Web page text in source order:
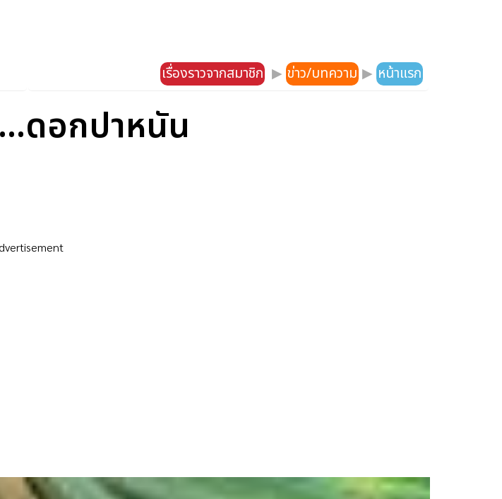
เรื่องราวจากสมาชิก ▶ ข่าว/บทความ ▶ หน้าแรก
ดอกปาหนัน